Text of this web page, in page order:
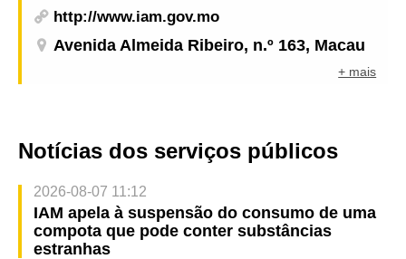
http://www.iam.gov.mo
Avenida Almeida Ribeiro, n.º 163, Macau
+ mais
Notícias dos serviços públicos
2026-08-07 11:12
IAM apela à suspensão do consumo de uma
compota que pode conter substâncias
estranhas